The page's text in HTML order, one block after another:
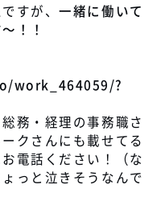
すが、一緒に働いて
！！
work_464059/?
務・経理の事務職さ
クさんにも載せてる
電話ください！（な
っと泣きそうなんで